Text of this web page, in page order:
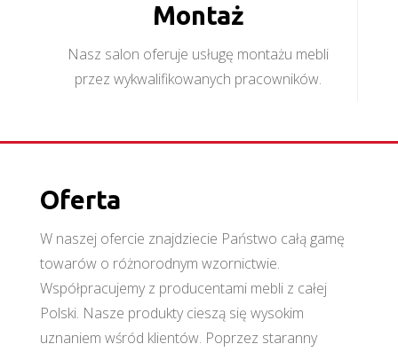
Montaż
Nasz salon oferuje usługę montażu mebli
przez wykwalifikowanych pracowników.
Oferta
W naszej ofercie znajdziecie Państwo całą gamę
towarów o różnorodnym wzornictwie.
Współpracujemy z producentami mebli z całej
Polski. Nasze produkty cieszą się wysokim
uznaniem wśród klientów. Poprzez staranny